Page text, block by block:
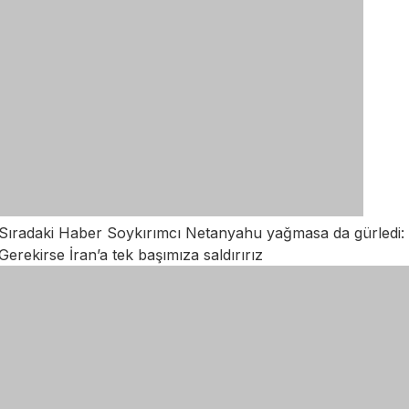
Haber Soykırımcı Netanyahu yağmasa da gürledi:
İran’a tek başımıza saldırırız